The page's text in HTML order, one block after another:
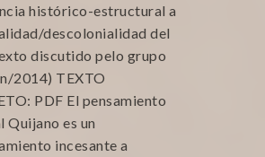
histórico-estructural a
descolonialidad del
discutido pelo grupo
2014) TEXTO
PDF El pensamiento
Quijano es un
incesante a